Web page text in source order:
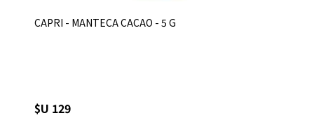
CAPRI - MANTECA CACAO - 5 G
$U 129